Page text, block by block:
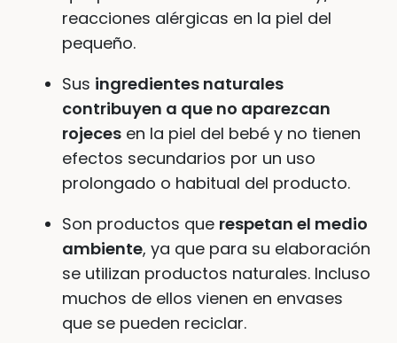
reacciones alérgicas en la piel del
pequeño.
Sus ingredientes naturales
contribuyen a que no aparezcan
rojeces en la piel del bebé y no tienen
efectos secundarios por un uso
prolongado o habitual del producto.
Son productos que respetan el medio
ambiente, ya que para su elaboración
se utilizan productos naturales. Incluso
muchos de ellos vienen en envases
que se pueden reciclar.